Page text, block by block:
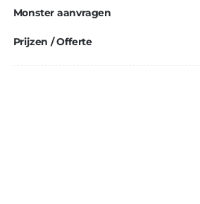
Monster aanvragen
Prijzen / Offerte